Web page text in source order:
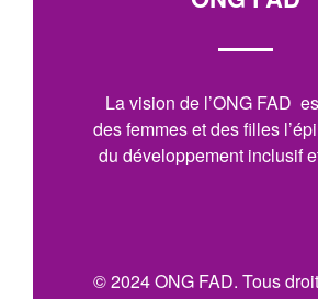
La vision de l’ONG FAD
des femmes et des filles
du développement inclusif
© 2024 ONG FAD. Tous